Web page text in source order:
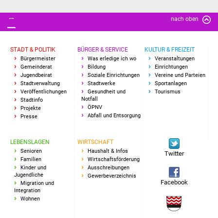
Sommerwochen für
Ältere
Seniorenwohn- und
Pflegeheim
Familien
Kinder und Jugendliche
Schülerferienprogramm
Migration und Integration
nach oben
STADT & POLITIK
Bürgermeister
Gemeinderat
Jugendbeirat
Stadtverwaltung
Veröffentlichungen
Stadtinfo
Projekte
Presse
BÜRGER & SERVICE
Was erledige ich wo
Bildung
Soziale Einrichtungen
Stadtwerke
Gesundheit und
Notfall
ÖPNV
Abfall und Entsorgung
KULTUR & FREIZEIT
Veranstaltungen
Einrichtungen
Vereine und Parteien
Sportanlagen
Tourismus
LEBENSLAGEN
Senioren
Familien
Kinder und
Jugendliche
Migration und
Integration
Wohnen
WIRTSCHAFT
Haushalt & Infos
Wirtschaftsförderung
Ausschreibungen
Gewerbeverzeichnis
Twitter
Facebook